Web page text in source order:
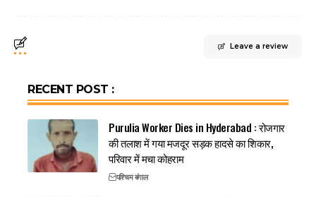
Leave a review
RECENT POST :
Purulia Worker Dies in Hyderabad : रोजगार
की तलाश में गया मजदूर सड़क हादसे का शिकार,
परिवार में मचा कोहराम
पश्चिम बंगाल